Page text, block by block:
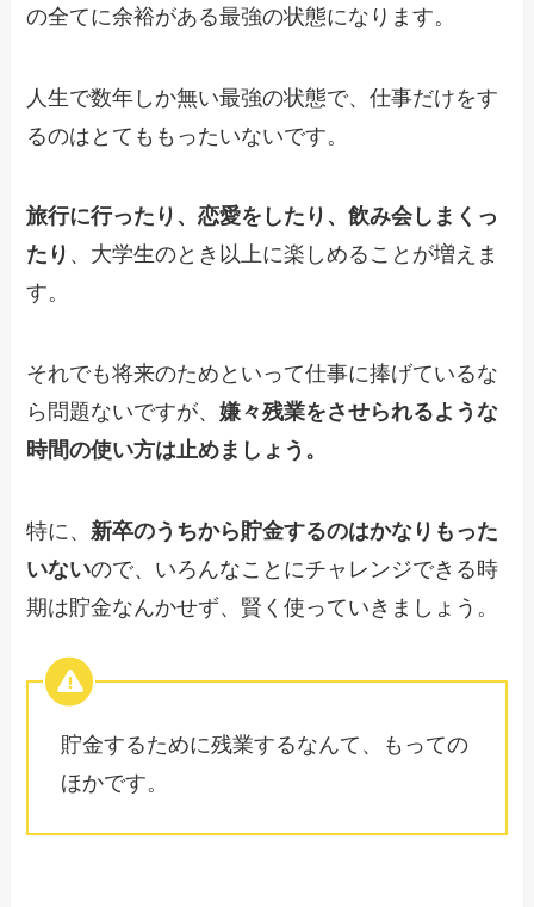
の全てに余裕がある最強の状態になります。
人生で数年しか無い最強の状態で、仕事だけをす
るのはとてももったいないです。
旅行に行ったり、恋愛をしたり、飲み会しまくっ
たり 、大学生のとき以上に楽しめることが増えま
す。
それでも将来のためといって仕事に捧げているな
ら問題ないですが、嫌々残業をさせられるような
時間の使い方は止めましょう。
特に、 新卒のうちから貯金するのはかなりもった
いないので、いろんなことにチャレンジできる時
期は貯金なんかせず、賢く使っていきましょう。
貯金するために残業するなんて、もっての
ほかです。